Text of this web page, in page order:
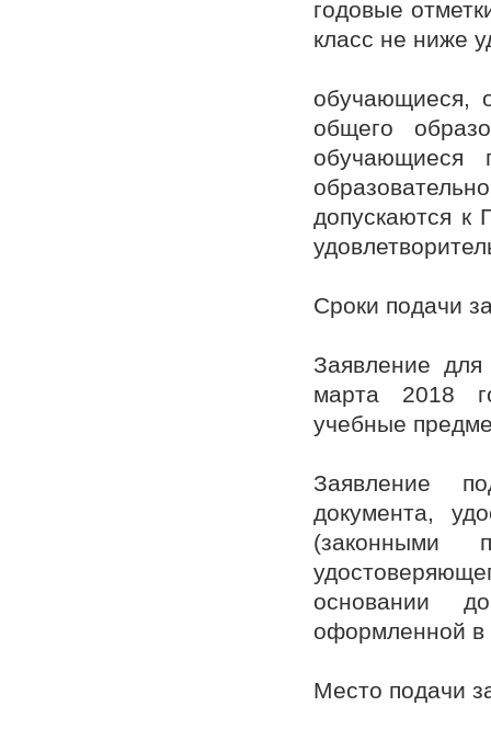
годовые
класс не ниже
обучающиеся,
общего
обучающиеся
допускаются к
Сроки подачи
Заявление
марта 2018
учебные
Заявление
документа,
(законными
основании
оформленной в
Место подачи